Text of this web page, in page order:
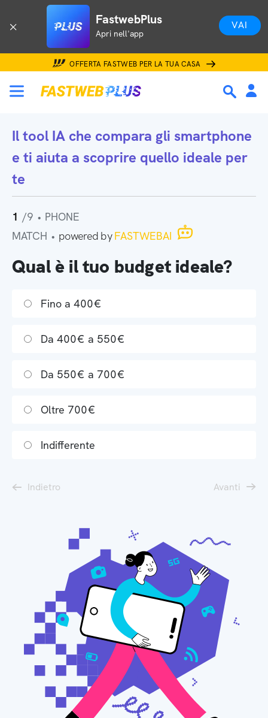
FastwebPlus
Apri nell'app
VAI
OFFERTA FASTWEB PER LA TUA CASA
Il tool IA che compara gli smartphone
e ti aiuta a scoprire quello ideale per
te
1 /9 • PHONE
MATCH • powered byFASTWEBAI
Qual è il tuo budget ideale?
Fino a 400€
Da 400€ a 550€
Da 550€ a 700€
Oltre 700€
Indifferente
Indietro Avanti